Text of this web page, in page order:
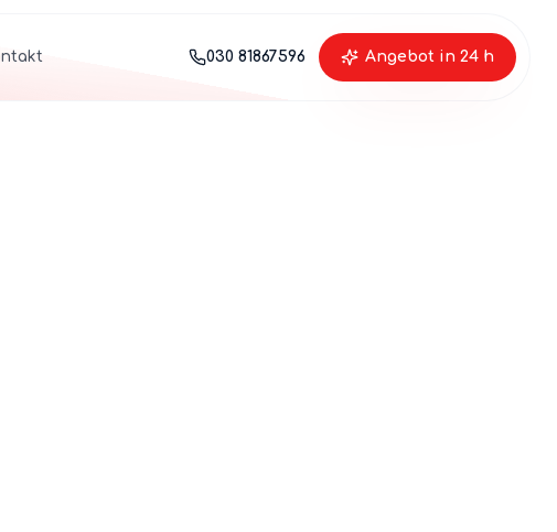
030 81867596 Angebot in 24 h